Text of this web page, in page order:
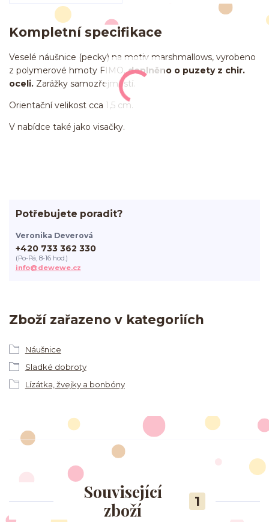
Kompletní specifikace
Veselé náušnice (pecky) na motiv marshmallows, vyrobeno
z polymerové hmoty FIMO,doplněno o puzety z chir.
oceli. Zarážky samozřejmostí.
Orientační velikost cca 1,5 cm.
V nabídce také jako visačky.
Zboží zařazeno v kategoriích
Náušnice
Sladké dobroty
Lízátka, žvejky a bonbóny
Potřebujete poradit?
Veronika Deverová
+420 733 362 330
(Po-Pá, 8-16 hod.)
info@dewewe.cz
Související
zboží
1